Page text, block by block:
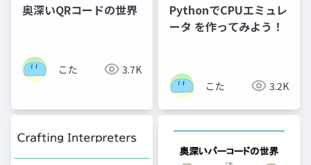
奥深いQRコードの世界
こた 3.7K
PythonでCPUエミュレ
ータ を作ってみよう！
こた 3.2K